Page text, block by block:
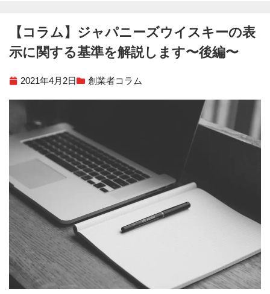
【コラム】ジャパニーズウイスキーの表
示に関する基準を解説します〜後編〜
2021年4月2日 創業者コラム